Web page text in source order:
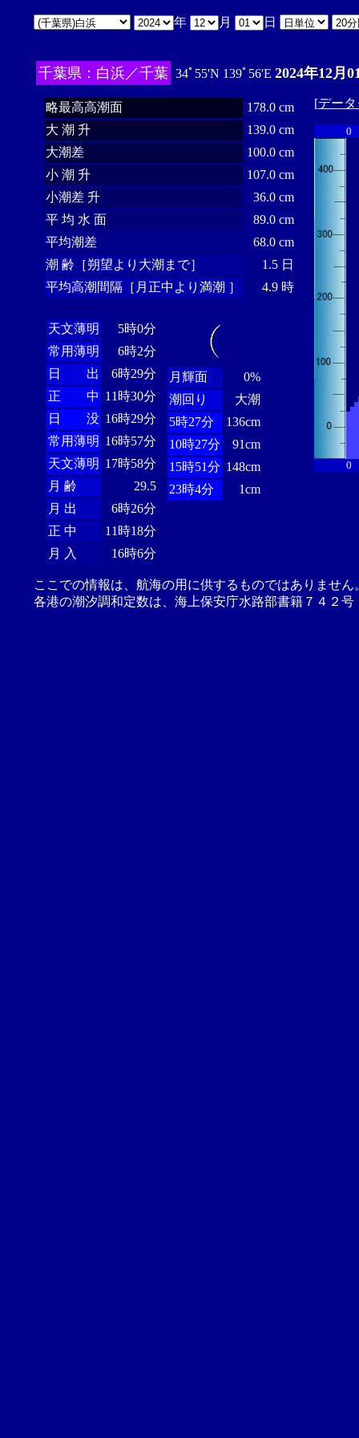
年 月 日
千葉県：白浜／千葉 34ﾟ55'N 139ﾟ56'E 2024年12月
略最高高潮面
178.0 cm
大 潮 升
139.0 cm
大潮差
100.0 cm
小 潮 升
107.0 cm
小潮差 升
36.0 cm
平 均 水 面
89.0 cm
平均潮差
68.0 cm
潮 齢［朔望より大潮まで］
1.5 日
平均高潮間隔［月正中より満潮 ］
4.9 時
天文薄明
5時0分
常用薄明
6時2分
日 出
6時29分
正 中 11時30分
日 没 16時29分
常用薄明 16時57分
天文薄明 17時58分
月 齢
29.5
月 出
6時26分
正 中
11時18分
月 入
16時6分
月輝面
0%
潮回り
大潮
5時27分
136cm
10時27分
91cm
15時51分 148cm
23時4分
1cm
[デー
0
0
ここでの情報は、航海の用に供するものではありませ
各港の潮汐調和定数は、海上保安庁水路部書籍７４２